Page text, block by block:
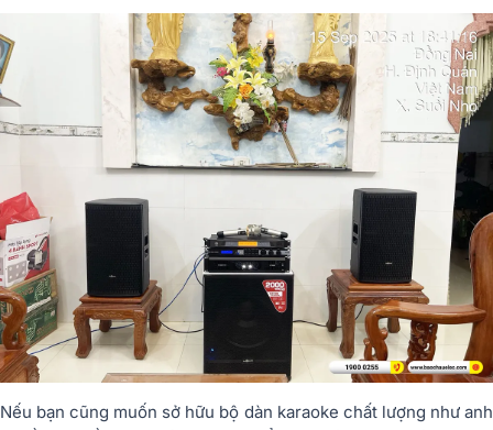
Nếu bạn cũng muốn sở hữu bộ dàn karaoke chất lượng như anh